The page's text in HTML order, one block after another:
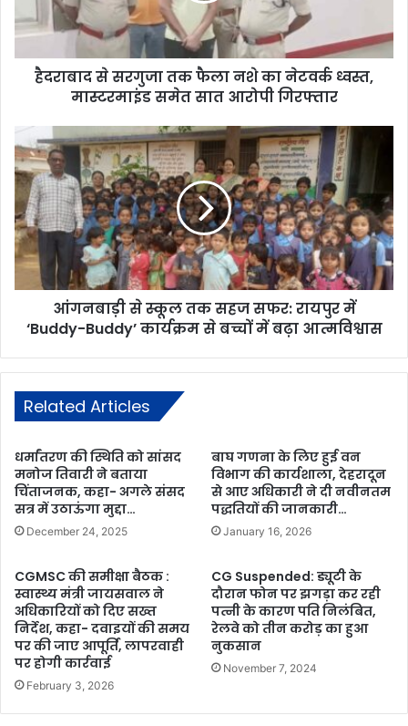
हैदराबाद से सरगुजा तक फैला नशे का नेटवर्क ध्वस्त,
मास्टरमाइंड समेत सात आरोपी गिरफ्तार
आंगनबाड़ी से स्कूल तक सहज सफर: रायपुर में
‘Buddy-Buddy’ कार्यक्रम से बच्चों में बढ़ा आत्मविश्वास
Related Articles
धर्मांतरण की स्थिति को सांसद
मनोज तिवारी ने बताया
चिंताजनक, कहा- अगले संसद
सत्र में उठाऊंगा मुद्दा…
December 24, 2025
बाघ गणना के लिए हुई वन
विभाग की कार्यशाला, देहरादून
से आए अधिकारी ने दी नवीनतम
पद्धतियों की जानकारी…
January 16, 2026
CGMSC की समीक्षा बैठक :
स्वास्थ्य मंत्री जायसवाल ने
अधिकारियों को दिए सख्त
निर्देश, कहा- दवाइयों की समय
पर की जाए आपूर्ति, लापरवाही
पर होगी कार्रवाई
February 3, 2026
CG Suspended: ड्यूटी के
दौरान फोन पर झगड़ा कर रही
पत्नी के कारण पति निलंबित,
रेलवे को तीन करोड़ का हुआ
नुकसान
November 7, 2024